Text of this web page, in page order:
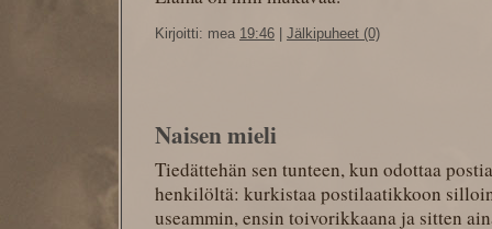
Kirjoitti: mea 19:46 | Jälkipuheet (0)
Naisen mieli
Tiedättehän sen tunteen, kun odottaa
henkilöltä: kurkistaa postilaatikkoon
useammin, ensin toivorikkaana ja sitten